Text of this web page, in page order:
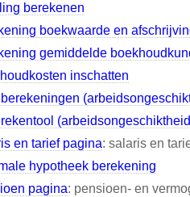
berekenen
boekwaarde en
gemiddelde
inschatten
en tarief pagina: salaris en
hypotheek berekening
pagina: pensioen- en